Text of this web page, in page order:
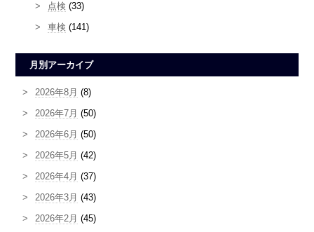
点検 (33)
車検 (141)
月別アーカイブ
2026年8月 (8)
2026年7月 (50)
2026年6月 (50)
2026年5月 (42)
2026年4月 (37)
2026年3月 (43)
2026年2月 (45)